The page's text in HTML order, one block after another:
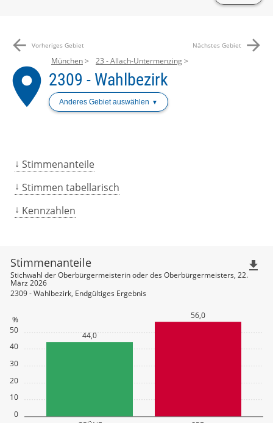
arrow_back Vorheriges Gebiet Nächstes Gebiet arrow_forward
place
München 23 - Allach-Untermenzing
2309 - Wahlbezirk
Anderes Gebiet auswählen
Stimmenanteile
Stimmen tabellarisch
Kennzahlen
0
10
20
30
40
50
%
44,0
56,0
Stimmenanteile
Stichwahl der Oberbürgermeisterin oder des Oberbürgermeisters, 22.
März 2026
2309 - Wahlbezirk, Endgültiges Ergebnis
file_download